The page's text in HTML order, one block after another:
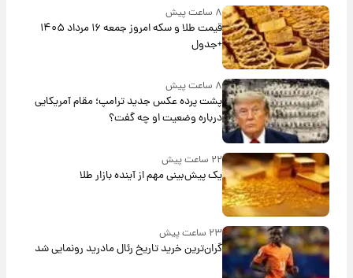
۸ ساعت پیش
قیمت طلا و سکه امروز جمعه ۱۶ مرداد ۱۴۰۵
+جدول
۸ ساعت پیش
پشت پرده عکس جدید ترامپ؛ مقام آمریکایی
درباره وضعیت او چه گفت؟
۲۲ ساعت پیش
یک پیش‌بینی مهم از آینده بازار طلا
۲۳ ساعت پیش
گران‌ترین خرید تاریخ رئال مادرید رونمایی شد